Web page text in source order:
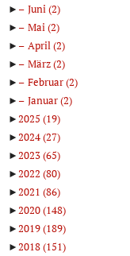
►
Juni(2)
►
Mai(2)
►
April(2)
►
März(2)
►
Februar(2)
►
Januar(2)
►2025 (19)
►2024(27)
►2023(65)
►2022 (80)
►2021 (86)
►2020(148)
►2019(189)
►2018(151)